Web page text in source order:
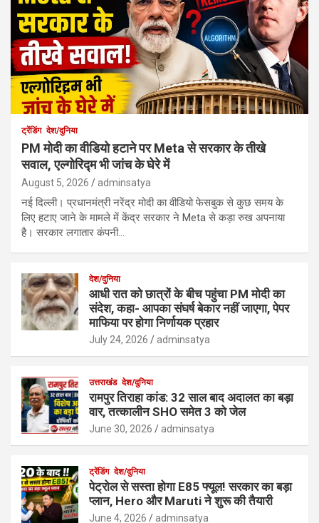
ट्रेंडिंग देश/दुनिया
PM मोदी का वीडियो हटाने पर Meta से सरकार के तीखे
सवाल, एल्गोरिद्म भी जांच के घेरे में
August 5, 2026 adminsatya
नई दिल्ली। प्रधानमंत्री नरेंद्र मोदी का वीडियो फेसबुक से कुछ समय के
लिए हटाए जाने के मामले में केंद्र सरकार ने Meta से कड़ा रुख अपनाया
है। सरकार लगातार कंपनी…
देश/दुनिया
आधी रात को छात्रों के बीच पहुंचा PM मोदी का
संदेश, कहा- आपका संघर्ष बेकार नहीं जाएगा, पेपर
माफिया पर होगा निर्णायक प्रहार
July 24, 2026 adminsatya
उत्तराखंड देश/दुनिया
रामपुर तिराहा कांड: 32 साल बाद अदालत का बड़ा
वार, तत्कालीन SHO समेत 3 को जेल
June 30, 2026 adminsatya
ट्रेंडिंग देश/दुनिया
पेट्रोल से सस्ता होगा E85 फ्यूल! सरकार का बड़ा
प्लान, Hero और Maruti ने शुरू की तैयारी
June 4, 2026 adminsatya